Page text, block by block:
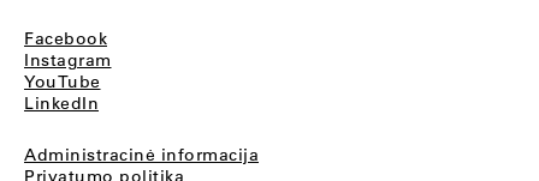
Facebook
Instagram
YouTube
LinkedIn
Administracinė informacija
Privatumo politika